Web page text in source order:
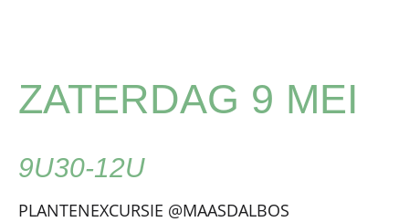
ZATERDAG 9 MEI
9U30-12U
PLANTENEXCURSIE @MAASDALBOS